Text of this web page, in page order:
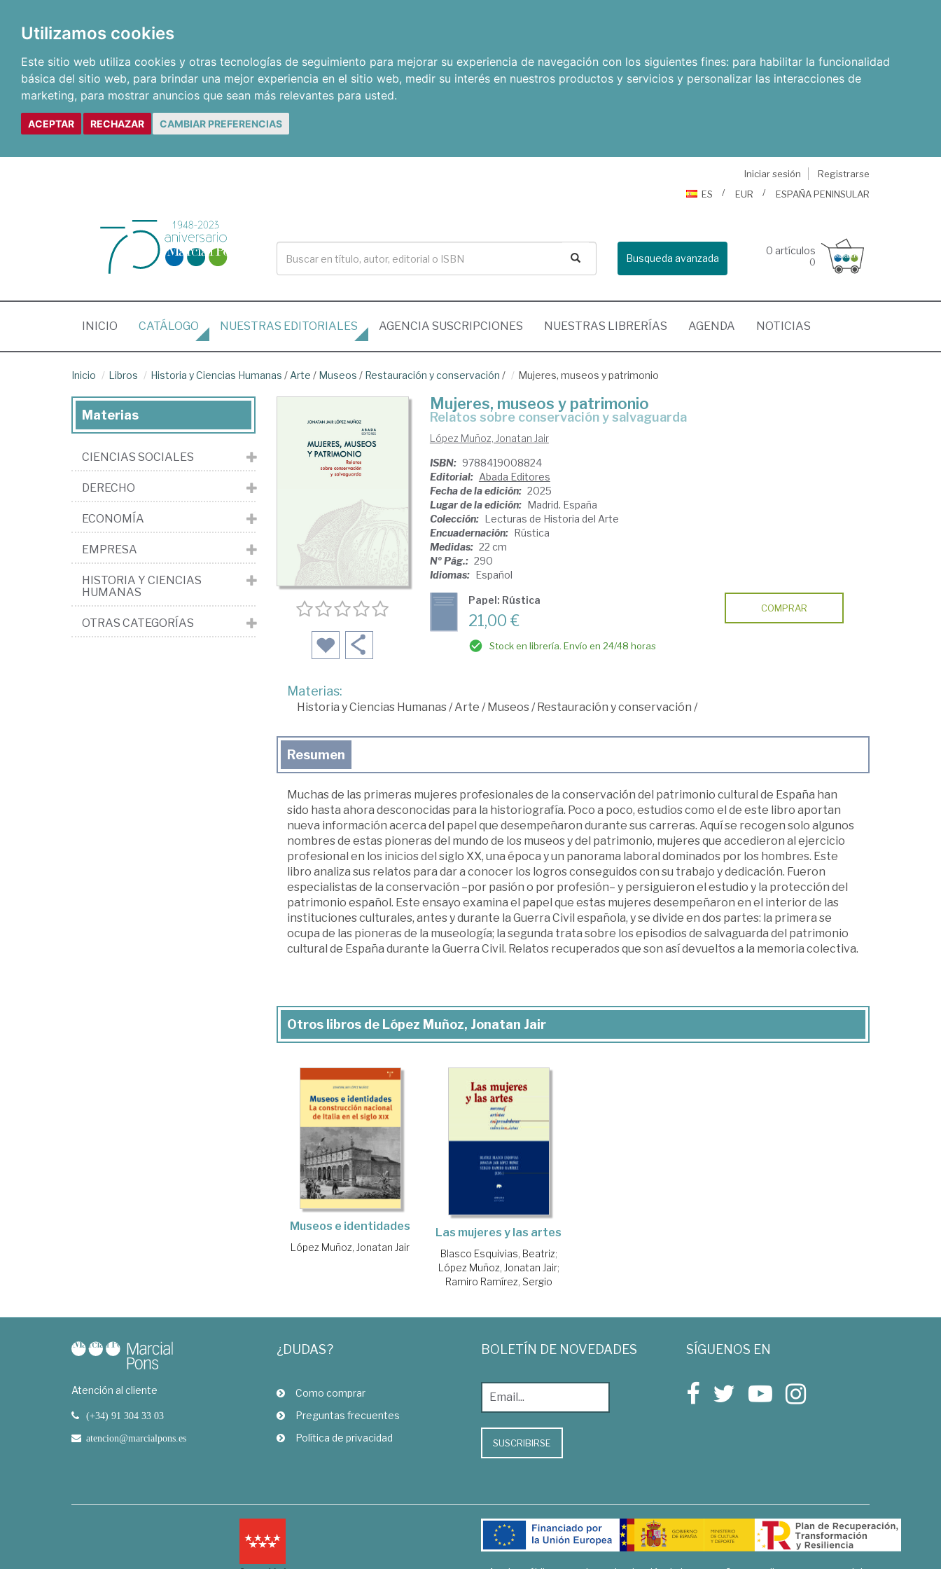
Utilizamos cookies
Este sitio web utiliza cookies y otras tecnologías de seguimiento para mejorar su experiencia de navegación con los siguientes fines: para habilitar la funcionalidad
básica del sitio web, para brindar una mejor experiencia en el sitio web, medir su interés en nuestros productos y servicios y personalizar las interacciones de
marketing, para mostrar anuncios que sean más relevantes para usted.
ACEPTAR RECHAZAR CAMBIAR PREFERENCIAS
Iniciar sesión
Registrarse
ES
EUR ESPAÑA PENINSULAR
Busqueda avanzada
0 artículos
0
INICIO (CURRENT)
CATÁLOGO NUESTRAS EDITORIALES AGENCIA SUSCRIPCIONES NUESTRAS LIBRERÍAS AGENDA NOTICIAS
Inicio Libros Historia y Ciencias Humanas / Arte / Museos / Restauración y conservación / Mujeres, museos y patrimonio
Mujeres, museos y patrimonio
relatos sobre conservación y salvaguarda
López Muñoz, Jonatan Jair
ISBN: 9788419008824
Editorial: Abada Editores
Fecha de la edición: 2025
Lugar de la edición: Madrid. España
Colección: Lecturas de Historia del Arte
Encuadernación: Rústica
Medidas: 22 cm
Nº Pág.: 290
Idiomas: Español
Papel: Rústica
21,00 €
Stock en librería. Envío en 24/48 horas
COMPRAR
Materias:
Historia y Ciencias Humanas/Arte /Museos/Restauración y conservación /
Resumen
Muchas de las primeras mujeres profesionales de la conservación del patrimonio cultural de España han
sido hasta ahora desconocidas para la historiografía. Poco a poco, estudios como el de este libro aportan
nueva información acerca del papel que desempeñaron durante sus carreras. Aquí se recogen solo algunos
nombres de estas pioneras del mundo de los museos y del patrimonio, mujeres que accedieron al ejercicio
profesional en los inicios del siglo XX, una época y un panorama laboral dominados por los hombres. Este
libro analiza sus relatos para dar a conocer los logros conseguidos con su trabajo y dedicación. Fueron
especialistas de la conservación –por pasión o por profesión– y persiguieron el estudio y la protección del
patrimonio español. Este ensayo examina el papel que estas mujeres desempeñaron en el interior de las
instituciones culturales, antes y durante la Guerra Civil española, y se divide en dos partes: la primera se
ocupa de las pioneras de la museología; la segunda trata sobre los episodios de salvaguarda del patrimonio
cultural de España durante la Guerra Civil. Relatos recuperados que son así devueltos a la memoria colectiva.
Otros libros de López Muñoz, Jonatan Jair
Museos e identidades
López Muñoz, Jonatan Jair
Las mujeres y las artes
Blasco Esquivias, Beatriz;
López Muñoz, Jonatan Jair;
Ramiro Ramírez, Sergio
Materias
CIENCIAS SOCIALES
DERECHO
ECONOMÍA
EMPRESA
HISTORIA Y CIENCIAS
HUMANAS
OTRAS CATEGORÍAS
Atención al cliente
(+34) 91 304 33 03
atencion@marcialpons.es
¿DUDAS?
Como comprar
Preguntas frecuentes
Política de privacidad
BOLETÍN DE NOVEDADES
SUSCRIBIRSE
SÍGUENOS EN